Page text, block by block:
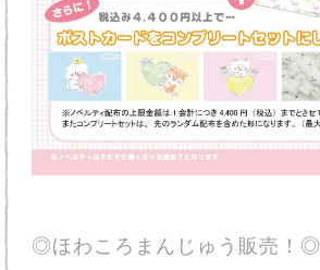
◎ほわころまんじゅう販売！◎